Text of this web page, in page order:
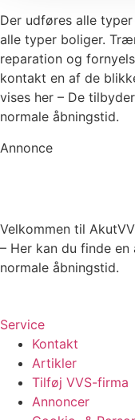
Der udføres alle
alle typer boliger.
reparation og
kontakt en af de
vises her – De
normale åbningstid.
Annonce
Velkommen til
– Her kan du finde
normale åbningstid.
Service
Kontakt
Artikler
Tilføj VVS-firma
Annoncer